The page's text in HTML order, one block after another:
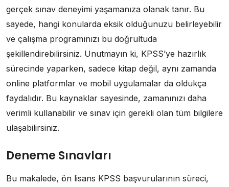
gerçek sınav deneyimi yaşamanıza olanak tanır. Bu
sayede, hangi konularda eksik olduğunuzu belirleyebilir
ve çalışma programınızı bu doğrultuda
şekillendirebilirsiniz. Unutmayın ki, KPSS’ye hazırlık
sürecinde yaparken, sadece kitap değil, aynı zamanda
online platformlar ve mobil uygulamalar da oldukça
faydalıdır. Bu kaynaklar sayesinde, zamanınızı daha
verimli kullanabilir ve sınav için gerekli olan tüm bilgilere
ulaşabilirsiniz.
Deneme Sınavları
Bu makalede, ön lisans KPSS başvurularının süreci,